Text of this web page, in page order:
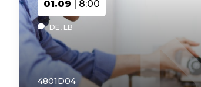
01.09 | 8:00
DE, LB
4801D04